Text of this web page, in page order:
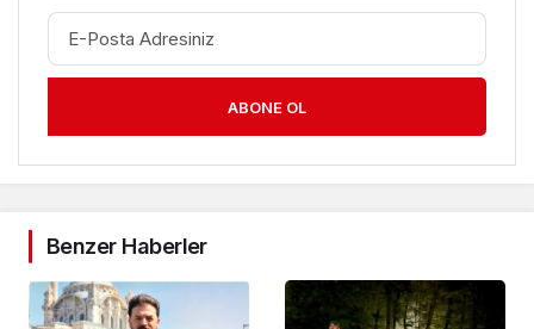
ABONE OL
Benzer Haberler